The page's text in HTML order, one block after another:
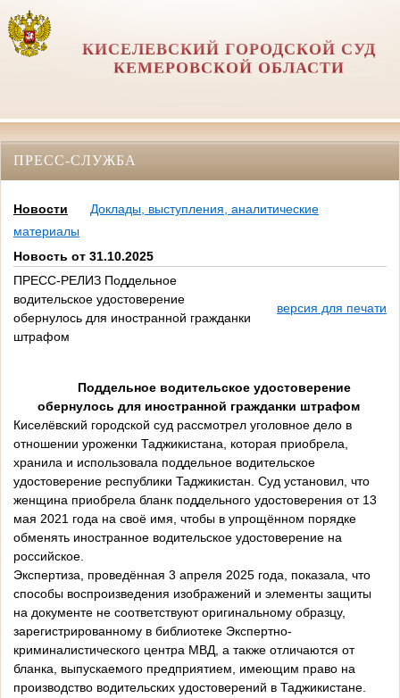
КИСЕЛЕВСКИЙ ГОРОДСКОЙ СУД
КЕМЕРОВСКОЙ ОБЛАСТИ
ПРЕСС-СЛУЖБА
Новости
Доклады, выступления, аналитические
материалы
Новость от 31.10.2025
ПРЕСС-РЕЛИЗ Поддельное
водительское удостоверение
обернулось для иностранной гражданки
штрафом
версия для печати
Поддельное водительское удостоверение
обернулось для иностранной гражданки штрафом
Киселёвский городской суд рассмотрел уголовное дело в
отношении уроженки Таджикистана, которая приобрела,
хранила и использовала поддельное водительское
удостоверение республики Таджикистан. Суд установил, что
женщина приобрела бланк поддельного удостоверения от 13
мая 2021 года на своё имя, чтобы в упрощённом порядке
обменять иностранное водительское удостоверение на
российское.
Экспертиза, проведённая 3 апреля 2025 года, показала, что
способы воспроизведения изображений и элементы защиты
на документе не соответствуют оригинальному образцу,
зарегистрированному в библиотеке Экспертно-
криминалистического центра МВД, а также отличаются от
бланка, выпускаемого предприятием, имеющим право на
производство водительских удостоверений в Таджикистане.